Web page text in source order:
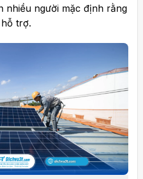
nhiều người mặc định rằng
trợ.